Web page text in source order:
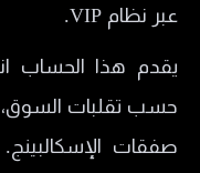
عبر نظام VIP.
يقدم هذا الحساب
حسب تقلبات السوق،
صفقات